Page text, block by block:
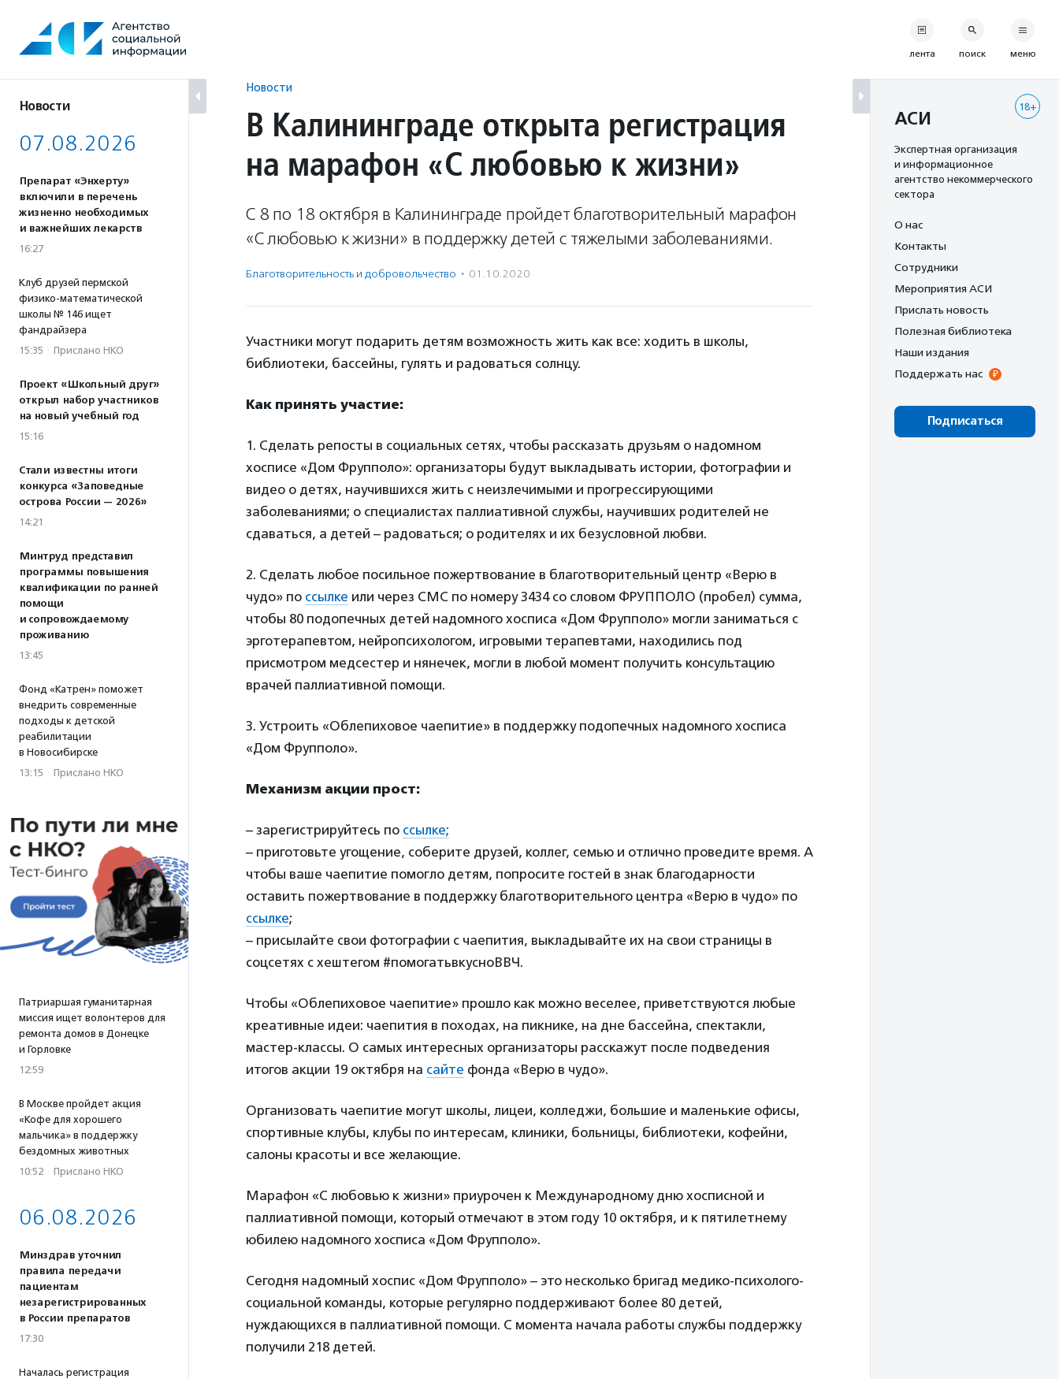
содержанию
Новости
07.08.2026
Препарат «Энхерту»
включили в перечень
жизненно необходимых
и важнейших лекарств
16:27
Клуб друзей пермской
физико-математической
школы № 146 ищет
фандрайзера
15:35 · Прислано НКО
Проект «Школьный друг»
открыл набор участников
на новый учебный год
15:16
Стали известны итоги
конкурса «Заповедные
острова России — 2026»
14:21
Минтруд представил
программы повышения
квалификации по ранней
помощи
и сопровождаемому
проживанию
13:45
Фонд «Катрен» поможет
внедрить современные
подходы к детской
реабилитации
в Новосибирске
13:15 · Прислано НКО
Патриаршая гуманитарная
миссия ищет волонтеров для
ремонта домов в Донецке
и Горловке
12:59
В Москве пройдет акция
«Кофе для хорошего
мальчика» в поддержку
бездомных животных
10:52 · Прислано НКО
06.08.2026
Минздрав уточнил
правила передачи
пациентам
незарегистрированных
в России препаратов
17:30
Началась регистрация
Новости
В Калининграде открыта регистрация
на марафон «С любовью к жизни»
С 8 по 18 октября в Калининграде пройдет благотворительный марафон
«С любовью к жизни» в поддержку детей с тяжелыми заболеваниями.
Благотвори­тель­ность и доброволь­чест­во · 01.10.2020
Участники могут подарить детям возможность жить как все: ходить в школы,
библиотеки, бассейны, гулять и радоваться солнцу.
Как принять участие:
1. Сделать репосты в социальных сетях, чтобы рассказать друзьям о надомном
хосписе «Дом Фрупполо»: организаторы будут выкладывать истории, фотографии и
видео о детях, научившихся жить с неизлечимыми и прогрессирующими
заболеваниями; о специалистах паллиативной службы, научивших родителей не
сдаваться, а детей – радоваться; о родителях и их безусловной любви.
2. Сделать любое посильное пожертвование в благотворительный центр «Верю в
чудо» по ссылке или через СМС по номеру 3434 со словом ФРУППОЛО (пробел) сумма,
чтобы 80 подопечных детей надомного хосписа «Дом Фрупполо» могли заниматься с
эрготерапевтом, нейропсихологом, игровыми терапевтами, находились под
присмотром медсестер и нянечек, могли в любой момент получить консультацию
врачей паллиативной помощи.
3. Устроить «Облепиховое чаепитие» в поддержку подопечных надомного хосписа
«Дом Фрупполо».
Механизм акции прост:
– зарегистрируйтесь по ссылке;
– приготовьте угощение, соберите друзей, коллег, семью и отлично проведите время. А
чтобы ваше чаепитие помогло детям, попросите гостей в знак благодарности
оставить пожертвование в поддержку благотворительного центра «Верю в чудо» по
ссылке;
– присылайте свои фотографии с чаепития, выкладывайте их на свои страницы в
соцсетях с хештегом #помогатьвкусноВВЧ.
Чтобы «Облепиховое чаепитие» прошло как можно веселее, приветствуются любые
креативные идеи: чаепития в походах, на пикнике, на дне бассейна, спектакли,
мастер-классы. О самых интересных организаторы расскажут после подведения
итогов акции 19 октября на сайте фонда «Верю в чудо».
Организовать чаепитие могут школы, лицеи, колледжи, большие и маленькие офисы,
спортивные клубы, клубы по интересам, клиники, больницы, библиотеки, кофейни,
салоны красоты и все желающие.
Марафон «С любовью к жизни» приурочен к Международному дню хосписной и
паллиативной помощи, который отмечают в этом году 10 октября, и к пятилетнему
юбилею надомного хосписа «Дом Фрупполо».
Сегодня надомный хоспис «Дом Фрупполо» – это несколько бригад медико-психолого-
социальной команды, которые регулярно поддерживают более 80 детей,
нуждающихся в паллиативной помощи. С момента начала работы службы поддержку
получили 218 детей.
лента поиск меню
18+
АСИ
Экспертная организация
и информационное
агентство некоммерческого
сектора
О нас
Контакты
Сотрудники
Мероприятия АСИ
Прислать новость
Полезная библиотека
Наши издания
Поддержать нас
Подписаться